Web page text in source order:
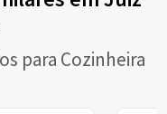
para Cozinheira